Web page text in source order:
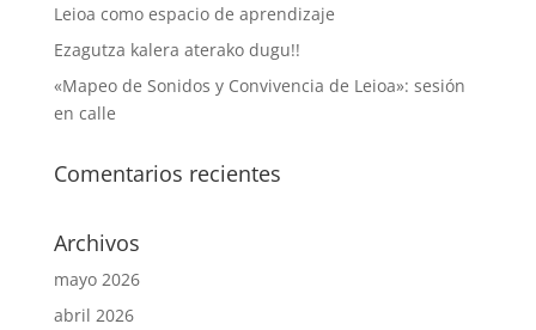
Leioa como espacio de aprendizaje
Ezagutza kalera aterako dugu!!
«Mapeo de Sonidos y Convivencia de Leioa»: sesión
en calle
Comentarios recientes
Archivos
mayo 2026
abril 2026